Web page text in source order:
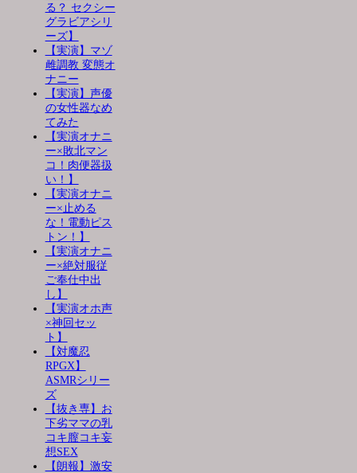
る？ セクシー
グラビアシリ
ーズ】
【実演】マゾ
雌調教 変態オ
ナニー
【実演】声優
の女性器なめ
てみた
【実演オナニ
ー×敗北マン
コ！肉便器扱
い！】
【実演オナニ
ー×止める
な！電動ピス
トン！】
【実演オナニ
ー×絶対服従
ご奉仕中出
し】
【実演オホ声
×神回セッ
ト】
【対魔忍
RPGX】
ASMRシリー
ズ
【抜き専】お
下劣ママの乳
コキ膣コキ妄
想SEX
【朗報】激安